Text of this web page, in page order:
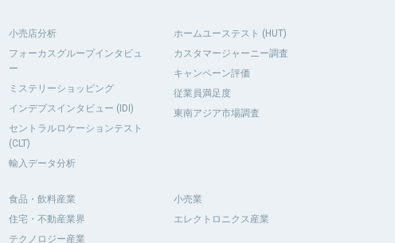
小売店分析
フォーカスグループインタビュ
ー
ミステリーショッピング
インデプスインタビュー (IDI)
セントラルロケーションテスト
(CLT)
輸入データ分析
ホームユーステスト (HUT)
カスタマージャーニー調査
キャンペーン評価
従業員満足度
東南アジア市場調査
食品・飲料産業
住宅・不動産業界
テクノロジー産業
小売業
エレクトロニクス産業